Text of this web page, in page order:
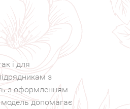
і для
з
з оформленням
модель допомагає